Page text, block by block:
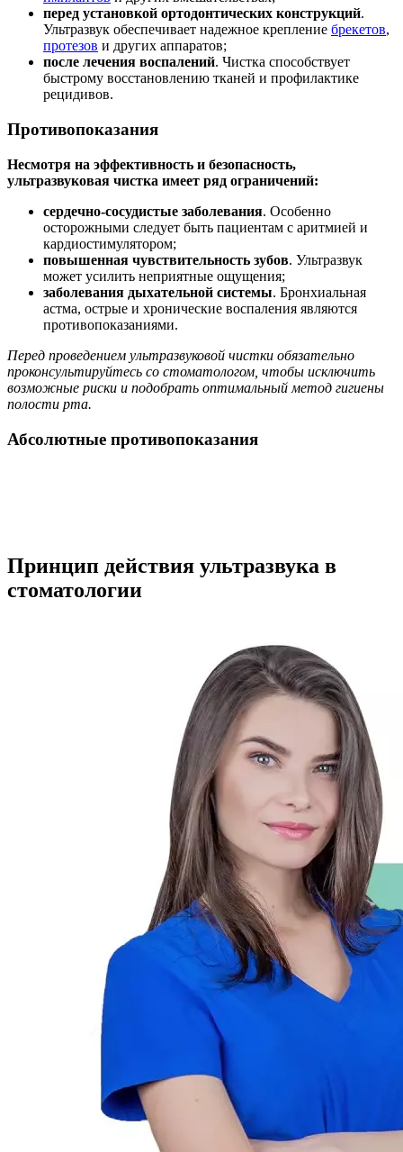
перед установкой ортодонтических конструкций.
Ультразвук обеспечивает надежное крепление брекетов,
протезов и других аппаратов;
после лечения воспалений. Чистка способствует
быстрому восстановлению тканей и профилактике
рецидивов.
Противопоказания
Несмотря на эффективность и безопасность,
ультразвуковая чистка имеет ряд ограничений:
сердечно-сосудистые заболевания. Особенно
осторожными следует быть пациентам с аритмией и
кардиостимулятором;
повышенная чувствительность зубов. Ультразвук
может усилить неприятные ощущения;
заболевания дыхательной системы. Бронхиальная
астма, острые и хронические воспаления являются
противопоказаниями.
Перед проведением ультразвуковой чистки обязательно
проконсультируйтесь со стоматологом, чтобы исключить
возможные риски и подобрать оптимальный метод гигиены
полости рта.
Абсолютные противопоказания
Принцип действия ультразвука в
стоматологии